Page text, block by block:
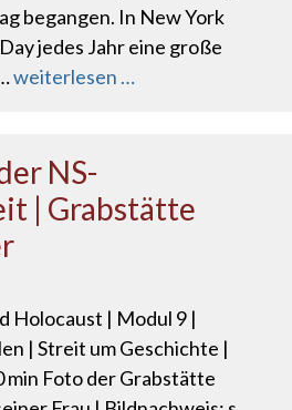
begangen. In New York
jedes Jahr eine große
weiterlesen …
NS-
| Grabstätte
Holocaust | Modul 9 |
| Streit um Geschichte |
Foto der Grabstätte